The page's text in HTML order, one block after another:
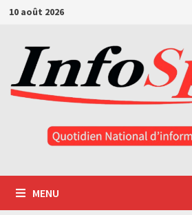
Passer
contenu
10 août 2026
MENU